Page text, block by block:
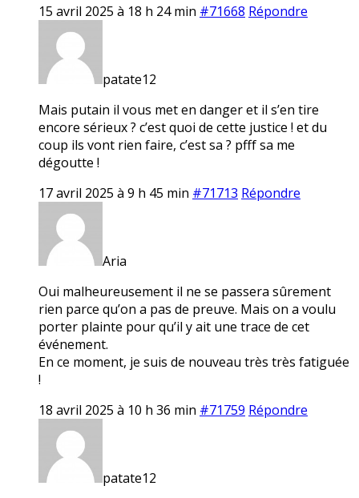
15 avril 2025 à 18 h 24 min #71668 Répondre
patate12
Mais putain il vous met en danger et il s’en tire
encore sérieux ? c’est quoi de cette justice ! et du
coup ils vont rien faire, c’est sa ? pfff sa me
dégoutte !
17 avril 2025 à 9 h 45 min #71713 Répondre
Aria
Oui malheureusement il ne se passera sûrement
rien parce qu’on a pas de preuve. Mais on a voulu
porter plainte pour qu’il y ait une trace de cet
événement.
En ce moment, je suis de nouveau très très fatiguée
!
18 avril 2025 à 10 h 36 min #71759 Répondre
patate12